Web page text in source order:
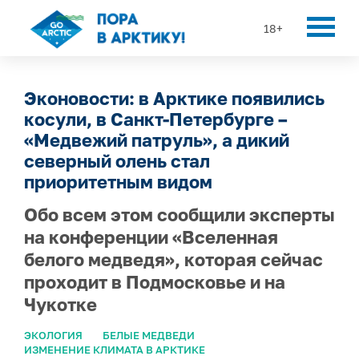
18+
Эконовости: в Арктике появились
косули, в Санкт-Петербурге –
«Медвежий патруль», а дикий
северный олень стал
приоритетным видом
Обо всем этом сообщили эксперты
на конференции «Вселенная
белого медведя», которая сейчас
проходит в Подмосковье и на
Чукотке
ЭКОЛОГИЯ
БЕЛЫЕ МЕДВЕДИ
ИЗМЕНЕНИЕ КЛИМАТА В АРКТИКЕ